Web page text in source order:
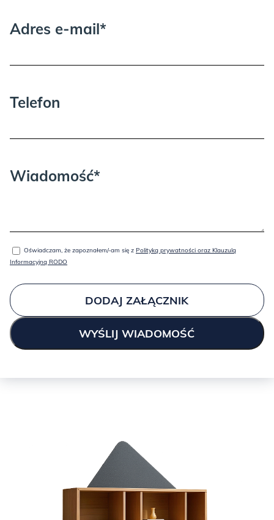
Adres e-mail*
Telefon
Wiadomość*
Oświadczam, że zapoznałem/-am się z Polityką prywatności oraz Klauzulą
Informacyjną RODO
DODAJ ZAŁĄCZNIK